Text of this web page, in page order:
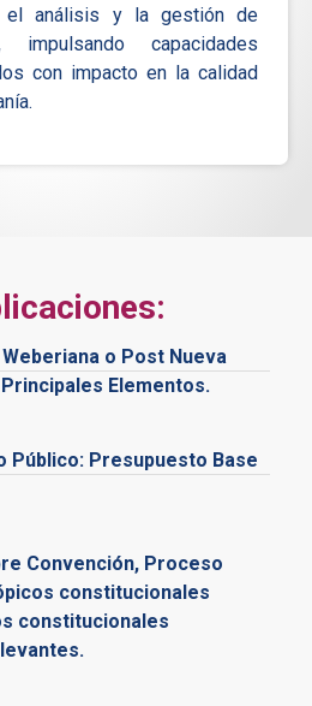
el análisis y la gestión de
impulsando capacidades
con impacto en la calidad
o Post Nueva
Elementos.
Público: Presupuesto Base
Convención, Proceso
constitucionales
constitucionales